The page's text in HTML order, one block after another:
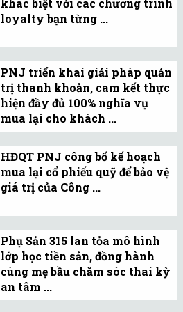
Quốc vào hoạt động, sau
khi được Cục Hàng không
Việt Nam cấp Giấy phép.
khác biệt với các chương trình
loyalty bạn từng ...
thiết của Sun Group, giúp
kết nối các đặc quyền hội
viên với các giải pháp
thanh toán, tài chính
trên một nền tảng.
PNJ triển khai giải pháp quản
trị thanh khoản, cam kết thực
hiện đầy đủ 100% nghĩa vụ
mua lại cho khách ...
Công ty cam kết sẽ minh
bạch thông tin về tiến độ
thanh toán và sẵn sàng
điều chỉnh lại chính sách
ngay khi thị trường ổn
định.
HĐQT PNJ công bố kế hoạch
mua lại cổ phiếu quỹ để bảo vệ
giá trị của Công ...
pháp mà Hội đồng Quản
trị xem xét triển khai
trong bối cảnh hiện nay.
Phụ Sản 315 lan tỏa mô hình
lớp học tiền sản, đồng hành
cùng mẹ bầu chăm sóc thai kỳ
an tâm ...
Với thông điệp “Chuyên